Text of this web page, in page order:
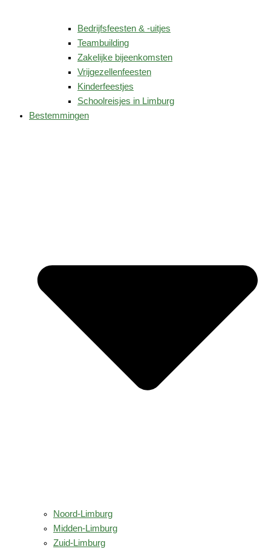
Bedrijfsfeesten & -uitjes
Teambuilding
Zakelijke bijeenkomsten
Vrijgezellenfeesten
Kinderfeestjes
Schoolreisjes in Limburg
Bestemmingen
Noord-Limburg
Midden-Limburg
Zuid-Limburg